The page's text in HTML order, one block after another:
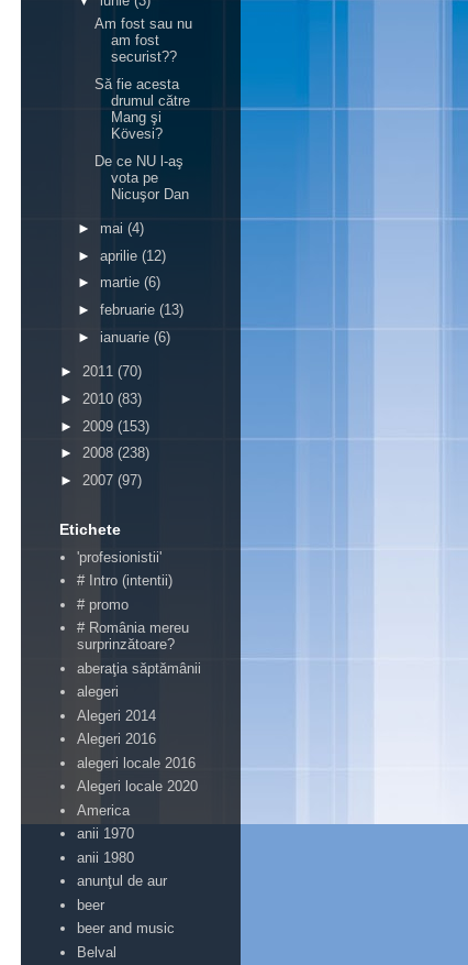
Am fost sau nu
am fost
securist??
Să fie acesta
drumul către
Mang şi
Kövesi?
De ce NU l-aş
vota pe
Nicuşor Dan
► mai (4)
► aprilie (12)
► martie (6)
► februarie (13)
► ianuarie (6)
► 2011 (70)
► 2010 (83)
► 2009 (153)
► 2008 (238)
► 2007 (97)
Etichete
'profesionistii'
# Intro (intentii)
# promo
# România mereu
surprinzătoare?
aberaţia săptămânii
alegeri
Alegeri 2014
Alegeri 2016
alegeri locale 2016
Alegeri locale 2020
America
anii 1970
anii 1980
anunţul de aur
beer
beer and music
Belval